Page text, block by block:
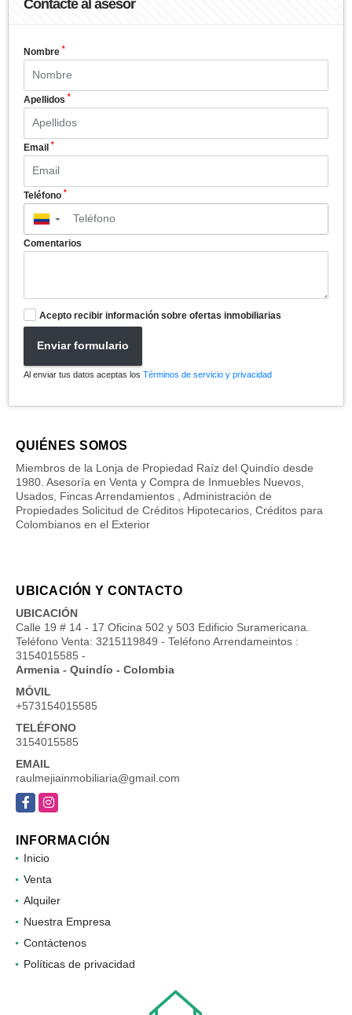
Contacte al asesor
Nombre *
Apellidos *
Email *
Teléfono *
▼
Comentarios
Acepto recibir información sobre ofertas inmobiliarias
Enviar formulario
Al enviar tus datos aceptas los Términos de servicio y privacidad
QUIÉNES SOMOS
Miembros de la Lonja de Propiedad Raíz del Quindío desde
1980. Asesoría en Venta y Compra de Inmuebles Nuevos,
Usados, Fincas Arrendamientos , Administración de
Propiedades Solicitud de Créditos Hipotecarios, Créditos para
Colombianos en el Exterior
UBICACIÓN Y CONTACTO
UBICACIÓN
Calle 19 # 14 - 17 Oficina 502 y 503 Edificio Suramericana.
Teléfono Venta: 3215119849 - Teléfono Arrendameintos :
3154015585 -
Armenia - Quindío - Colombia
MÓVIL
+573154015585
TELÉFONO
3154015585
EMAIL
raulmejiainmobiliaria@gmail.com
FacebookInstagram
INFORMACIÓN
Inicio
Venta
Alquiler
Nuestra Empresa
Contáctenos
Políticas de privacidad